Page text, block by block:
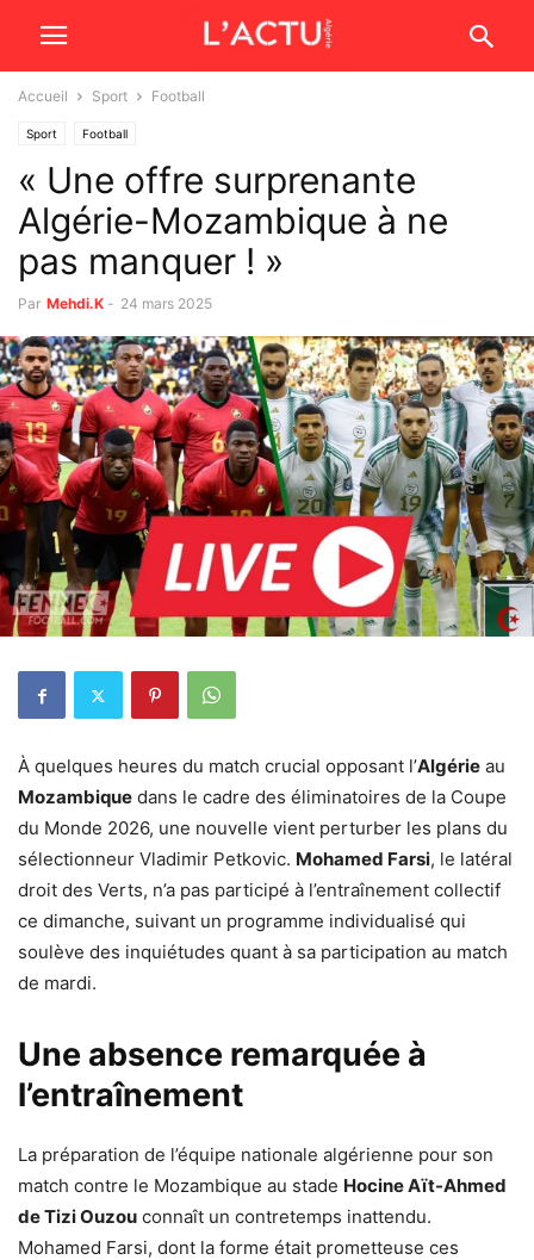
Accueil Sport Football
Sport Football
« Une offre surprenante
Algérie-Mozambique à ne
pas manquer ! »
Par Mehdi.K - 24 mars 2025
À quelques heures du match crucial opposant l’Algérie au
Mozambique dans le cadre des éliminatoires de la Coupe
du Monde 2026, une nouvelle vient perturber les plans du
sélectionneur Vladimir Petkovic. Mohamed Farsi, le latéral
droit des Verts, n’a pas participé à l’entraînement collectif
ce dimanche, suivant un programme individualisé qui
soulève des inquiétudes quant à sa participation au match
de mardi.
Une absence remarquée à
l’entraînement
La préparation de l’équipe nationale algérienne pour son
match contre le Mozambique au stade Hocine Aït-Ahmed
de Tizi Ouzou connaît un contretemps inattendu.
Mohamed Farsi, dont la forme était prometteuse ces